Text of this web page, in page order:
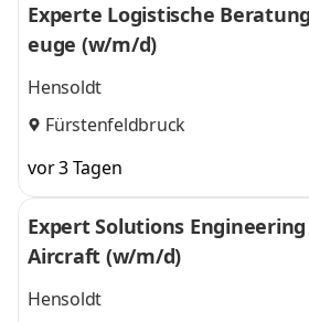
Experte Logistische
euge (w/m/d)
Hensoldt
Fürstenfeldbruck
vor 3 Tagen
Expert Solutions
Aircraft (w/m/d)
Hensoldt